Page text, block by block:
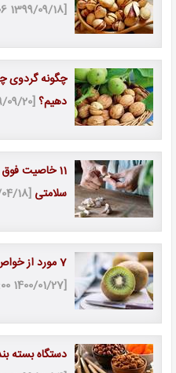
[1399/09/18 13:54:06]
چگونه گردوی
دهیم؟[1399/09/20 18:56:49]
11 خاصیت
سلامتی [1400/04/18 18:26:25]
7 مورد از خواص کیوی برای سلامتی
[1400/01/27 00:00:00]
دستگاه بسته